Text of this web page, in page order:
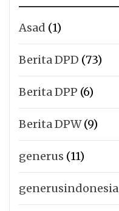
Asad (1)
Berita DPD (73)
Berita DPP (6)
Berita DPW(9)
generus (11)
generusindonesia